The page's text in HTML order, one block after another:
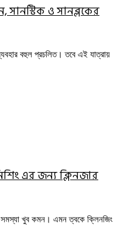
সানস্টিক ও সানব্লকের
বহুল প্রচলিত। তবে এই যাত্রায়
এর জন্য ক্লিনজার
সমস্যা খুব কমন। এমন ত্বকে ক্লিনজিং